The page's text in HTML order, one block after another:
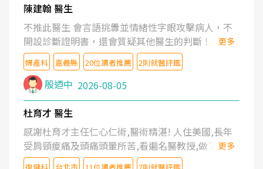
陳建翰 醫生
不推此醫生 會言語挑釁並情緒性字眼攻擊病人，不
開設診斷證明書，還會質疑其他醫生的判斷！
更多
婦產科 嘉義縣 20位讀者推薦 2則就醫評鑑
殷迺中 2026-08-05
杜育才 醫生
感謝杜育才主任仁心仁術,醫術精湛! 人住美國,長年
受肩頸痠痛及頭痛頭暈所苦,看遍名醫教授,做了各種
檢查,也嘗試過西醫打針,中醫針灸及物理徒手治療都
更多